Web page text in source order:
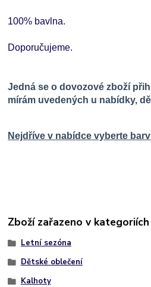
100% bavlna.
Doporučujeme.
Jedná se o dovozové zboží
mírám uvedených u nabídky,
Nejdříve v nabídce vyberte
Zboží zařazeno v kategoriích
Letní sezóna
Dětské oblečení
Kalhoty